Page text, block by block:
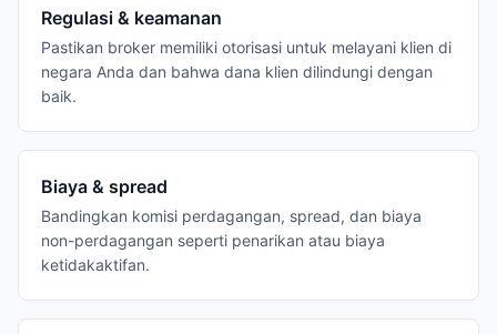
Regulasi & keamanan
Pastikan broker memiliki otorisasi untuk melayani klien di
negara Anda dan bahwa dana klien dilindungi dengan
baik.
Biaya & spread
Bandingkan komisi perdagangan, spread, dan biaya
non-perdagangan seperti penarikan atau biaya
ketidakaktifan.